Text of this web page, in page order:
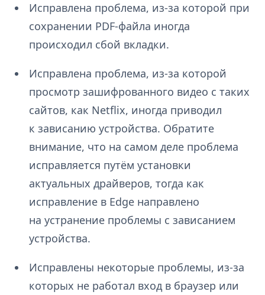
Исправлена проблема, из-за которой при
сохранении PDF-файла иногда
происходил сбой вкладки.
Исправлена проблема, из-за которой
просмотр зашифрованного видео с таких
сайтов, как Netflix, иногда приводил
к зависанию устройства. Обратите
внимание, что на самом деле проблема
исправляется путём установки
актуальных драйверов, тогда как
исправление в Edge направлено
на устранение проблемы с зависанием
устройства.
Исправлены некоторые проблемы, из-за
которых не работал вход в браузер или